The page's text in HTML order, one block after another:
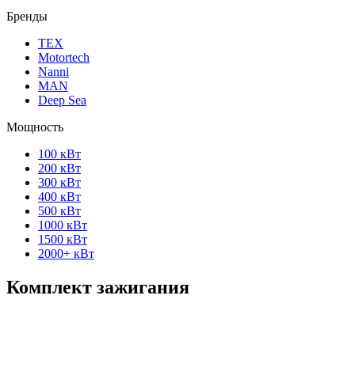
Бренды
ТЕХ
Motortech
Nanni
MAN
Deep Sea
Мощность
100 кВт
200 кВт
300 кВт
400 кВт
500 кВт
1000 кВт
1500 кВт
2000+ кВт
Комплект зажигания